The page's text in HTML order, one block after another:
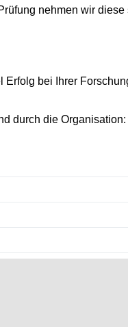
nehmen wir
Erfolg bei Ihrer
durch die